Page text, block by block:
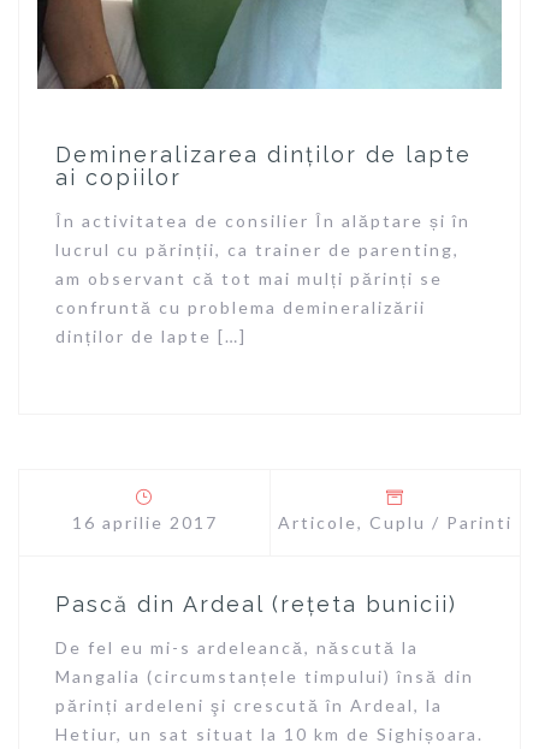
Demineralizarea dinților de lapte
ai copiilor
În activitatea de consilier În alăptare și în
lucrul cu părinții, ca trainer de parenting,
am observant că tot mai mulți părinți se
confruntă cu problema demineralizării
dinților de lapte […]
16 aprilie 2017 Articole, Cuplu / Parinti
Pască din Ardeal (rețeta bunicii)
De fel eu mi-s ardeleancă, născută la
Mangalia (circumstanțele timpului) însă din
părinți ardeleni şi crescută în Ardeal, la
Hetiur, un sat situat la 10 km de Sighișoara.